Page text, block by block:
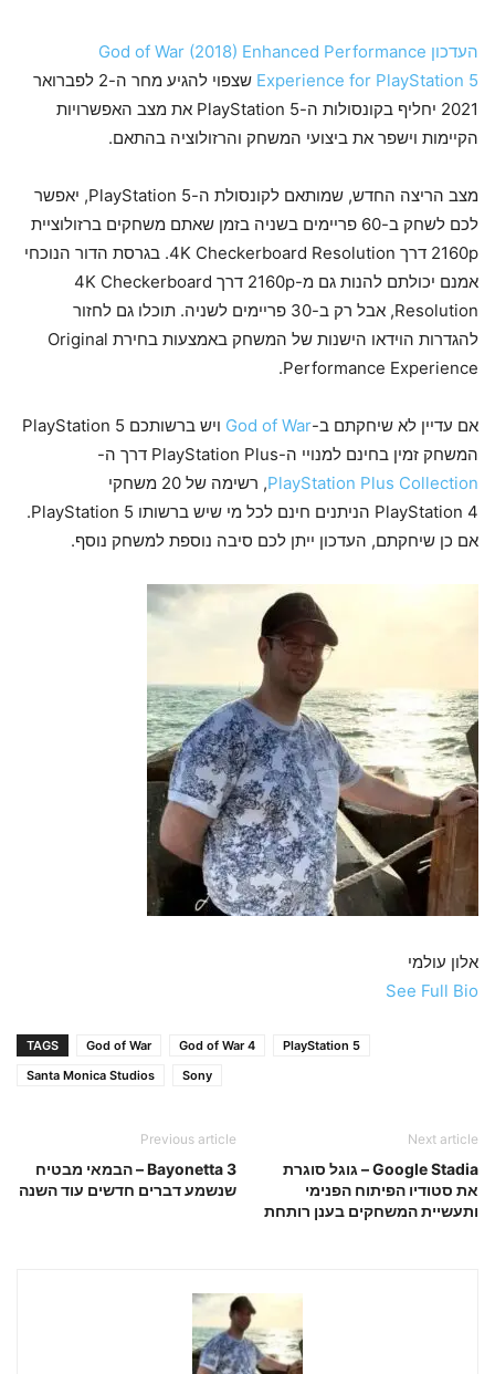
העדכון God of War (2018) Enhanced Performance
Experience for PlayStation 5
שצפוי להגיע מחר ה-2 לפברואר
2021 יחליף בקונסולות ה-PlayStation 5 את מצב האפשרויות
הקיימות וישפר את ביצועי המשחק והרזולוציה בהתאם.
מצב הריצה החדש, שמותאם לקונסולת ה-PlayStation 5, יאפשר
לכם לשחק ב-60 פריימים בשניה בזמן שאתם משחקים ברזולוציית
2160p דרך 4K Checkerboard Resolution. בגרסת הדור הנוכחי
אמנם יכולתם להנות גם מ-2160p דרך 4K Checkerboard
Resolution, אבל רק ב-30 פריימים לשניה. תוכלו גם לחזור
להגדרות הוידאו הישנות של המשחק באמצעות בחירת Original
Performance Experience.
אם עדיין לא שיחקתם ב-God of War
ויש ברשותכם PlayStation 5
המשחק זמין בחינם למנויי ה-PlayStation Plus דרך ה-
PlayStation Plus Collection
, רשימה של 20 משחקי
PlayStation 4 הניתנים חינם לכל מי שיש ברשותו PlayStation 5.
אם כן שיחקתם, העדכון ייתן לכם סיבה נוספת למשחק נוסף.
אלון עולמי
See Full Bio
TAGS God of War God of War 4
PlayStation 5
Santa Monica Studios
Sony
Previous article
Bayonetta 3 – הבמאי מבטיח
שנשמע דברים חדשים עוד השנה
Next article
Google Stadia – גוגל סוגרת
את סטודיו הפיתוח הפנימי
ותעשיית המשחקים בענן רותחת